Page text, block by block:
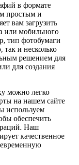
в формате
простым и
вам загрузить
или мобильного
тип фотобумаги
так и несколько
решением для
для создания
можно легко
на нашем сайте
используем
обеспечить
Наш
качественное